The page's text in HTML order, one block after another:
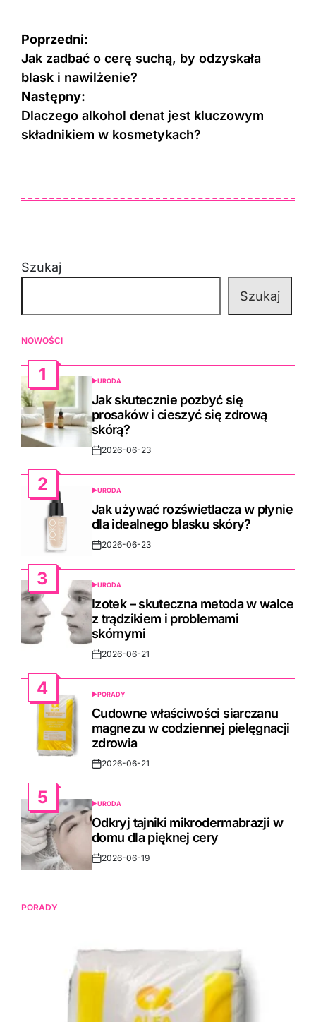
Nawigacja
wpisu
Poprzedni:
Jak zadbać o cerę suchą, by odzyskała
blask i nawilżenie?
Następny:
Dlaczego alkohol denat jest kluczowym
składnikiem w kosmetykach?
Szukaj
Szukaj
NOWOŚCI
1
POSTED
IN
URODA
Jak skutecznie pozbyć się
prosaków i cieszyć się zdrową
skórą?
Post2026-06-23
2
POSTED
IN
URODA
Jak używać rozświetlacza w płynie
dla idealnego blasku skóry?
Post2026-06-23
3
POSTED
IN
URODA
Izotek – skuteczna metoda w walce
z trądzikiem i problemami
skórnymi
Post2026-06-21
4
POSTED
IN
PORADY
Cudowne właściwości siarczanu
magnezu w codziennej pielęgnacji
zdrowia
Post2026-06-21
5
POSTED
IN
URODA
Odkryj tajniki mikrodermabrazji w
domu dla pięknej cery
Post2026-06-19
PORADY